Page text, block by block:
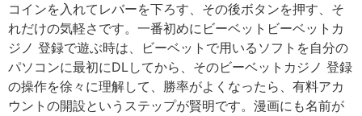
コインを入れてレバーを下ろす、その後ボタンを押す、そ
れだけの気軽さです。一番初めにビーベットビーベットカ
ジノ 登録で遊ぶ時は、ビーベットで用いるソフトを自分の
パソコンに最初にDLしてから、そのビーベットカジノ 登録
の操作を徐々に理解して、勝率がよくなったら、有料アカ
ウントの開設というステップが賢明です。漫画にも名前が